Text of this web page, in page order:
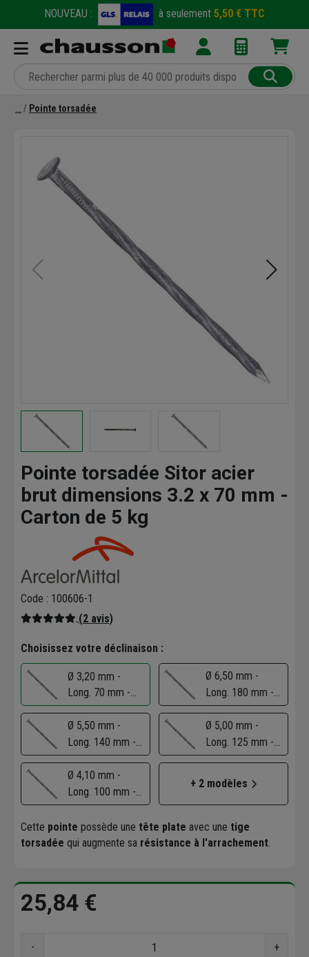
NOUVEAU : à seulement 5,50 € TTC
Pointe torsadée
Pointe torsadée Sitor acier
brut dimensions 3.2 x 70 mm -
Carton de 5 kg
Code : 100606-1
(2 avis)
Choisissez votre déclinaison :
Ø 3,20 mm -
Long. 70 mm -
Seau de 5 kg
Ø 6,50 mm -
Long. 180 mm -
Seau de 5 kg
Ø 5,50 mm -
Long. 140 mm -
Seau de 5 kg
Ø 5,00 mm -
Long. 125 mm -
Seau de 5 kg
Ø 4,10 mm -
Long. 100 mm -
Seau de 5 kg
+ 2 modèles
Cette pointe possède une tête plate avec une tige
torsadée qui augmente sa résistance à l'arrachement
25,84 €
-
+